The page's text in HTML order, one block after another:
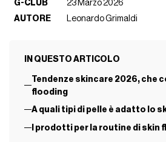
G-CLUB
23 Marzo 2026
AUTORE
Leonardo Grimaldi
IN QUESTO ARTICOLO
Tendenze skincare 2026, che
flooding
A quali tipi di pelle è adatto lo
I prodotti per la routine di skin